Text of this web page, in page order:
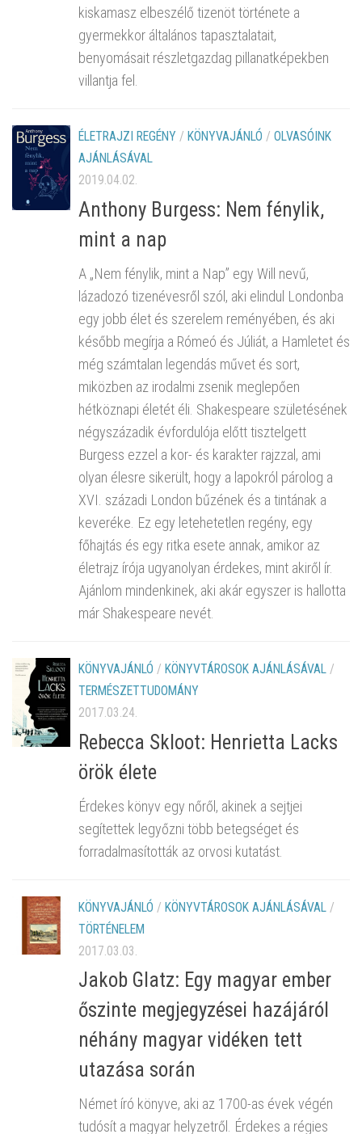
kiskamasz elbeszélő tizenöt története a
gyermekkor általános tapasztalatait,
benyomásait részletgazdag pillanatképekben
villantja fel.
ÉLETRAJZI REGÉNY / KÖNYVAJÁNLÓ / OLVASÓINK
AJÁNLÁSÁVAL
2019.04.02.
Anthony Burgess: Nem fénylik,
mint a nap
A „Nem fénylik, mint a Nap” egy Will nevű,
lázadozó tizenévesről szól, aki elindul Londonba
egy jobb élet és szerelem reményében, és aki
később megírja a Rómeó és Júliát, a Hamletet és
még számtalan legendás művet és sort,
miközben az irodalmi zsenik meglepően
hétköznapi életét éli. Shakespeare születésének
négyszázadik évfordulója előtt tisztelgett
Burgess ezzel a kor- és karakter rajzzal, ami
olyan élesre sikerült, hogy a lapokról párolog a
XVI. századi London bűzének és a tintának a
keveréke. Ez egy letehetetlen regény, egy
főhajtás és egy ritka esete annak, amikor az
életrajz írója ugyanolyan érdekes, mint akiről ír.
Ajánlom mindenkinek, aki akár egyszer is hallotta
már Shakespeare nevét.
KÖNYVAJÁNLÓ / KÖNYVTÁROSOK AJÁNLÁSÁVAL /
TERMÉSZETTUDOMÁNY
2017.03.24.
Rebecca Skloot: Henrietta Lacks
örök élete
Érdekes könyv egy nőről, akinek a sejtjei
segítettek legyőzni több betegséget és
forradalmasították az orvosi kutatást.
KÖNYVAJÁNLÓ / KÖNYVTÁROSOK AJÁNLÁSÁVAL /
TÖRTÉNELEM
2017.03.03.
Jakob Glatz: Egy magyar ember
őszinte megjegyzései hazájáról
néhány magyar vidéken tett
utazása során
Német író könyve, aki az 1700-as évek végén
tudósít a magyar helyzetről. Érdekes a régies